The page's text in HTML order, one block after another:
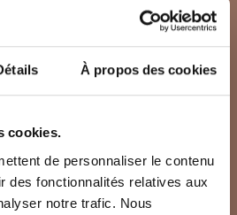
À propos des cookies
cookies.
de personnaliser le contenu
des fonctionnalités relatives aux
notre trafic. Nous